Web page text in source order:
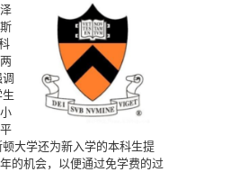
大学还为新入学的本科生提
的机会，以便通过免学费的过